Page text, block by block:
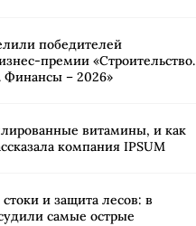
победителей
премии «Строительство.
Финансы – 2026»
витамины, и как
компания IPSUM
и защита лесов: в
самые острые